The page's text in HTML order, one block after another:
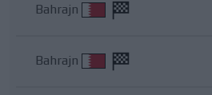
Bahrajn
Bahrajn